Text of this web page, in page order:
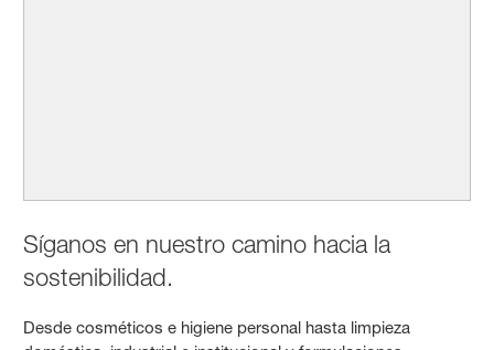
Síganos en nuestro camino hacia la
sostenibilidad.
Desde cosméticos e higiene personal hasta limpieza